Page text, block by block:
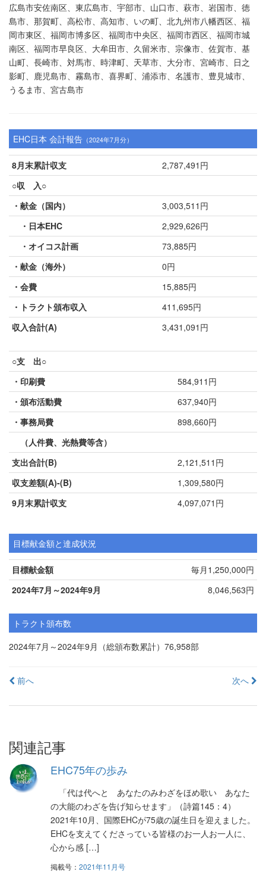
広島市安佐南区、東広島市、宇部市、山口市、萩市、岩国市、徳
島市、那賀町、高松市、高知市、いの町、北九州市八幡西区、福
岡市東区、福岡市博多区、福岡市中央区、福岡市西区、福岡市城
南区、福岡市早良区、大牟田市、久留米市、宗像市、佐賀市、基
山町、長崎市、対馬市、時津町、天草市、大分市、宮崎市、日之
影町、鹿児島市、霧島市、喜界町、浦添市、名護市、豊見城市、
うるま市、宮古島市
EHC日本 会計報告 （2024年7月分）
8月末累計収支
2,787,491円
○収 入○
・献金（国内）
3,003,511円
・日本EHC
2,929,626円
・オイコス計画
73,885円
・献金（海外）
0円
・会費
15,885円
・トラクト頒布収入
411,695円
収入合計(A)
3,431,091円
○支 出○
・印刷費
584,911円
・頒布活動費
637,940円
・事務局費
898,660円
（人件費、光熱費等含）
支出合計(B)
2,121,511円
収支差額(A)-(B)
1,309,580円
9月末累計収支
4,097,071円
目標献金額と達成状況
目標献金額
毎月1,250,000円
2024年7月～2024年9月
8,046,563円
トラクト頒布数
2024年7月～2024年9月（総頒布数累計）76,958部
投
ビ
ゲ
ー
次へ
前へ
関連記事
EHC75年の歩み
「代は代へと あなたのみわざをほめ歌い あなた
の大能のわざを告げ知らせます」（詩篇145：4）
2021年10月、国際EHCが75歳の誕生日を迎えました。
EHCを支えてくださっている皆様のお一人お一人に、
心から感 […]
掲載号： 2021年11月号